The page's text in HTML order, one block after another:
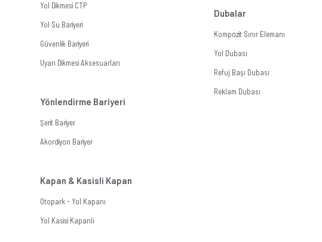
Yol Dikmesi CTP
Yol Su Bariyeri
Güvenlik Bariyeri
Uyarı Dikmesi Aksesuarları
Yönlendirme Bariyeri
Şerit Bariyer
Akordiyon Bariyer
Kapan & Kasisli Kapan
Otopark - Yol Kapanı
Yol Kasisi Kapanlı
Dubalar
Kompozit Sınır Elemanı
Yol Dubası
Refuj Başı Dubası
Reklam Dubası